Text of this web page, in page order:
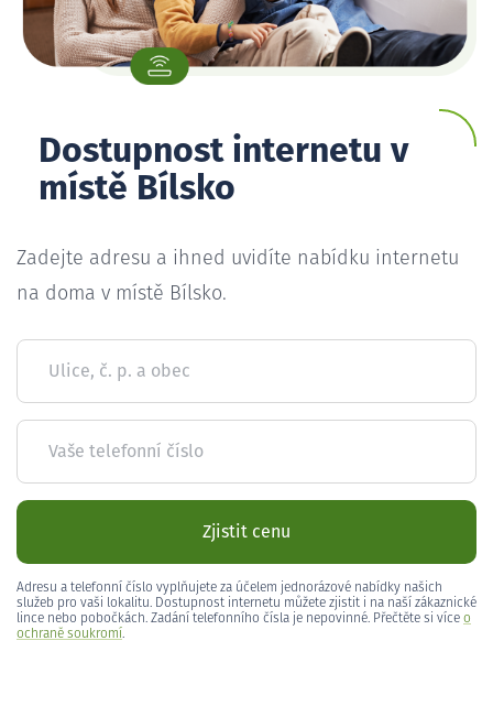
Dostupnost internetu v
místě Bílsko
Zadejte adresu a ihned uvidíte nabídku internetu
na doma v místě Bílsko.
Ulice, č. p. a obec
Vaše telefonní číslo
Zjistit cenu
Adresu a telefonní číslo vyplňujete za účelem jednorázové nabídky našich
služeb pro vaši lokalitu. Dostupnost internetu můžete zjistit i na naší zákaznické
lince nebo pobočkách. Zadání telefonního čísla je nepovinné. Přečtěte si více o
ochraně soukromí.